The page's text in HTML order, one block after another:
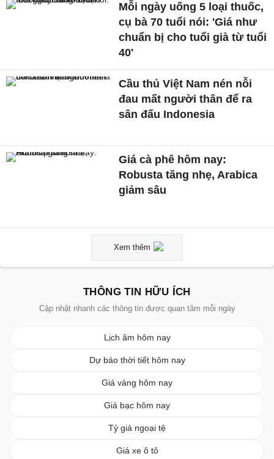
Mỗi ngày uống 5 loại thuốc,
cụ bà 70 tuổi nói: 'Giá như
chuẩn bị cho tuổi già từ tuổi
40'
Cầu thủ Việt Nam nén nỗi
đau mất người thân để ra
sân đấu Indonesia
Giá cà phê hôm nay:
Robusta tăng nhẹ, Arabica
giảm sâu
Xem thêm
THÔNG TIN HỮU ÍCH
Cập nhật nhanh các thông tin được quan tâm mỗi ngày
Lịch âm hôm nay
Dự báo thời tiết hôm nay
Giá vàng hôm nay
Giá bạc hôm nay
Tỷ giá ngoại tệ
Giá xe ô tô